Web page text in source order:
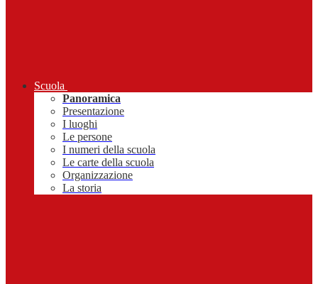
Scuola
Panoramica
Presentazione
I luoghi
Le persone
I numeri della scuola
Le carte della scuola
Organizzazione
La storia